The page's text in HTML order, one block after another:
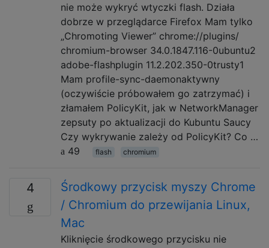
nie może wykryć wtyczki flash. Działa
dobrze w przeglądarce Firefox Mam tylko
„Chromoting Viewer” chrome://plugins/
chromium-browser 34.0.1847.116-0ubuntu2
adobe-flashplugin 11.2.202.350-0trusty1
Mam profile-sync-daemonaktywny
(oczywiście próbowałem go zatrzymać) i
złamałem PolicyKit, jak w NetworkManager
zepsuty po aktualizacji do Kubuntu Saucy
Czy wykrywanie zależy od PolicyKit? Co …
49
flash chromium
4
Środkowy przycisk myszy Chrome
/ Chromium do przewijania Linux,
Mac
Kliknięcie środkowego przycisku nie